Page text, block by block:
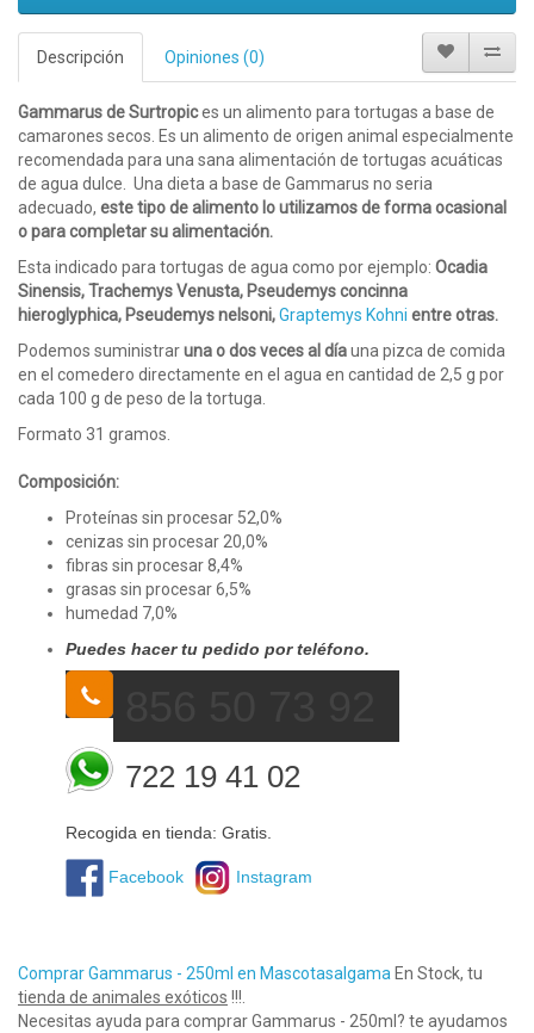
Descripción Opiniones (0)
Gammarus de Surtropices un alimento para tortugas a base de
camarones secos. Es un alimento de origen animal especialmente
recomendada para una sana alimentación de tortugas acuáticas
de agua dulce. Una dieta a base de Gammarus no seria
adecuado, este tipo de alimento lo utilizamos de forma ocasional
o para completar su alimentación.
Esta indicado para tortugas de agua como por ejemplo: Ocadia
Sinensis, Trachemys Venusta, Pseudemys concinna
hieroglyphica, Pseudemys nelsoni,Graptemys Kohni entre otras.
Podemos suministraruna o dos veces al díauna pizca de comida
en el comedero directamente en el agua en cantidad de 2,5 g por
cada 100 g de peso de la tortuga.
Formato 31 gramos.
Composición:
Proteínas sin procesar 52,0%
cenizas sin procesar 20,0%
fibras sin procesar 8,4%
grasas sin procesar 6,5%
humedad 7,0%
Puedes hacer tu pedido por teléfono.
722 19 41 02
Recogida en tienda: Gratis.
Facebook Instagram
Comprar Gammarus - 250ml en Mascotasalgama En Stock, tu
tienda de animales exóticos !!!.
Necesitas ayuda para comprar Gammarus - 250ml? te ayudamos